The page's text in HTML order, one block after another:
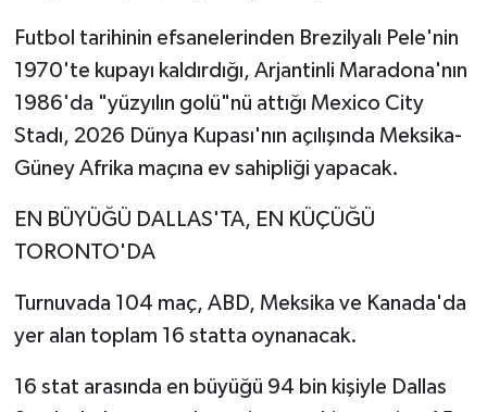
Futbol tarihinin efsanelerinden Brezilyalı Pele'nin
1970'te kupayı kaldırdığı, Arjantinli Maradona'nın
1986'da "yüzyılın golü"nü attığı Mexico City
Stadı, 2026 Dünya Kupası'nın açılışında Meksika-
Güney Afrika maçına ev sahipliği yapacak.
EN BÜYÜĞÜ DALLAS'TA, EN KÜÇÜĞÜ
TORONTO'DA
Turnuvada 104 maç, ABD, Meksika ve Kanada'da
yer alan toplam 16 statta oynanacak.
16 stat arasında en büyüğü 94 bin kişiyle Dallas